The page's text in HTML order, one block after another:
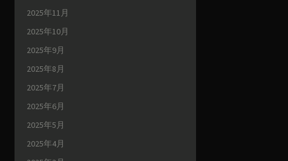
2025年11月
2025年10月
2025年9月
2025年8月
2025年7月
2025年6月
2025年5月
2025年4月